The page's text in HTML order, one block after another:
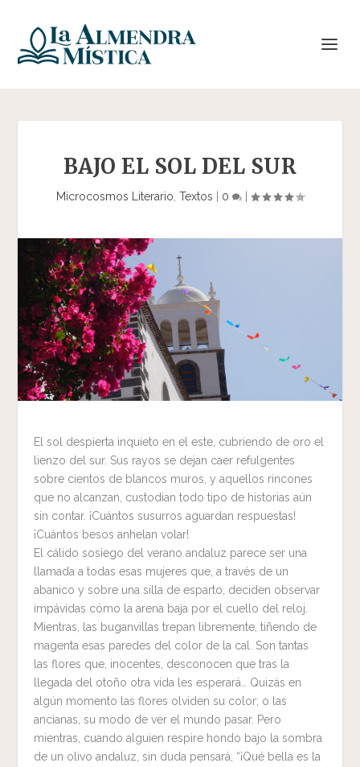
BAJO EL SOL DEL SUR
Microcosmos Literario Textos 0
El sol despierta inquieto en el este, cubriendo de oro el
lienzo del sur. Sus rayos se dejan caer refulgentes
sobre cientos de blancos muros, y aquellos rincones
que no alcanzan, custodian todo tipo de historias aún
sin contar. ¡Cuántos susurros aguardan respuestas!
¡Cuántos besos anhelan volar!
El cálido sosiego del verano andaluz parece ser una
llamada a todas esas mujeres que, a través de un
abanico y sobre una silla de esparto, deciden observar
impávidas cómo la arena baja por el cuello del reloj.
Mientras, las buganvillas trepan libremente, tiñendo de
magenta esas paredes del color de la cal. Son tantas
las flores que, inocentes, desconocen que tras la
llegada del otoño otra vida les esperará… Quizás en
algún momento las flores olviden su color; o las
ancianas, su modo de ver el mundo pasar. Pero
mientras, cuando alguien respire hondo bajo la sombra
de un olivo andaluz, sin duda pensará, “¡Qué bella es la